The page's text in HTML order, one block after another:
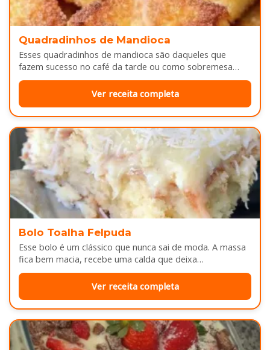
Quadradinhos de Mandioca
Esses quadradinhos de mandioca são daqueles que
fazem sucesso no café da tarde ou como sobremesa
depois do almoço. Por…
Ver receita completa
Bolo Toalha Felpuda
Esse bolo é um clássico que nunca sai de moda. A massa
fica bem macia, recebe uma calda que deixa…
Ver receita completa